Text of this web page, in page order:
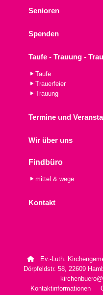
Senioren
Spenden
Taufe - Trauung -
Taufe
Trauerfeier
Trauung
Termine und
Wir über uns
Findbüro
mittel & wege
Kontakt
 Ev.-Luth.
Dörpfeldstr. 58, 22609
Kontaktinformationen